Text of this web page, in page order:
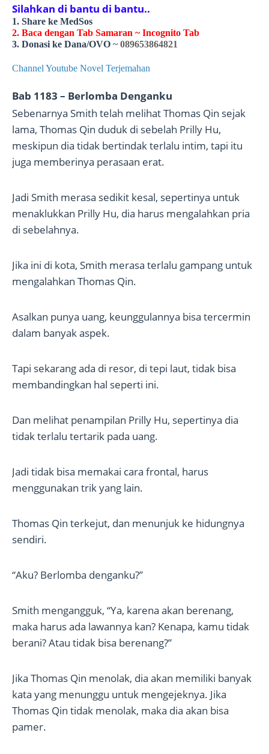
Silahkan di bantu di bantu..
1. Share ke MedSos
2. Baca dengan Tab Samaran ~ Incognito Tab
3. Donasi ke Dana/OVO ~ 089653864821
Channel Youtube Novel Terjemahan
Bab 1183 – Berlomba Denganku
Sebenarnya Smith telah melihat Thomas Qin sejak
lama, Thomas Qin duduk di sebelah Prilly Hu,
meskipun dia tidak bertindak terlalu intim, tapi itu
juga memberinya perasaan erat.
Jadi Smith merasa sedikit kesal, sepertinya untuk
menaklukkan Prilly Hu, dia harus mengalahkan pria
di sebelahnya.
Jika ini di kota, Smith merasa terlalu gampang untuk
mengalahkan Thomas Qin.
Asalkan punya uang, keunggulannya bisa tercermin
dalam banyak aspek.
Tapi sekarang ada di resor, di tepi laut, tidak bisa
membandingkan hal seperti ini.
Dan melihat penampilan Prilly Hu, sepertinya dia
tidak terlalu tertarik pada uang.
Jadi tidak bisa memakai cara frontal, harus
menggunakan trik yang lain.
Thomas Qin terkejut, dan menunjuk ke hidungnya
sendiri.
“Aku? Berlomba denganku?”
Smith mengangguk, “Ya, karena akan berenang,
maka harus ada lawannya kan? Kenapa, kamu tidak
berani? Atau tidak bisa berenang?”
Jika Thomas Qin menolak, dia akan memiliki banyak
kata yang menunggu untuk mengejeknya. Jika
Thomas Qin tidak menolak, maka dia akan bisa
pamer.